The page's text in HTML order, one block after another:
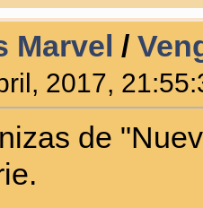
Marvel /
2017,
de